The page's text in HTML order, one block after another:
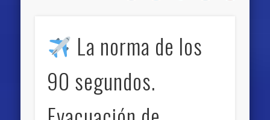
La norma de los
90 segundos.